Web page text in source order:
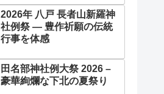
2026年 八戸 長者山新羅神
社例祭 ― 豊作祈願の伝統
行事を体感
田名部神社例大祭 2026 –
豪華絢爛な下北の夏祭り